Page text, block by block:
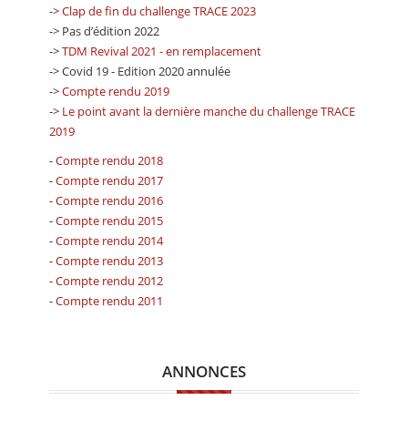
->Clap de fin du challenge TRACE 2023
-> Pas d’édition 2022
->TDM Revival 2021 - en remplacement
-> Covid 19 - Edition 2020 annulée
->Compte rendu 2019
-> Le point avant la dernière manche du challenge TRACE
2019
-Compte rendu 2018
-Compte rendu 2017
-Compte rendu 2016
-Compte rendu 2015
-Compte rendu 2014
-Compte rendu 2013
-Compte rendu 2012
-Compte rendu 2011
ANNONCES